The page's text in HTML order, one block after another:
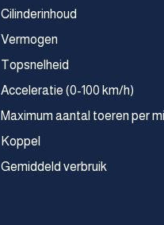
Cilinderinhoud
Vermogen
Topsnelheid
Acceleratie (0-100 km/h)
Maximum aantal toeren per
Koppel
Gemiddeld verbruik